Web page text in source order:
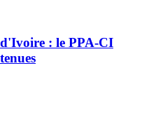
: le PPA-CI